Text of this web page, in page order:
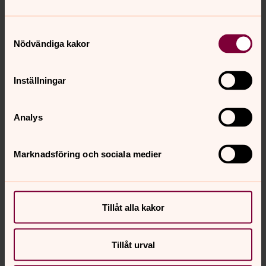
Nödvändiga kakor
Inställningar
Analys
Marknadsföring och sociala medier
Tillåt alla kakor
Tillåt urval
----------------------